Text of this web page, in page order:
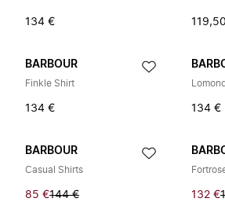
134 €
BARBOUR
Finkle Shirt
134 € 134 €
BARBOUR
Casual Shirts
85 €144 €
132 €